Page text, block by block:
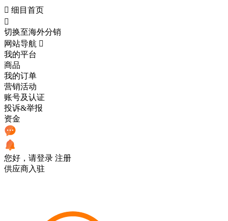
 细目首页

切换至海外分销
网站导航 
我的平台
商品
我的订单
营销活动
账号及认证
投诉&举报
资金
您好，请登录 注册
供应商入驻